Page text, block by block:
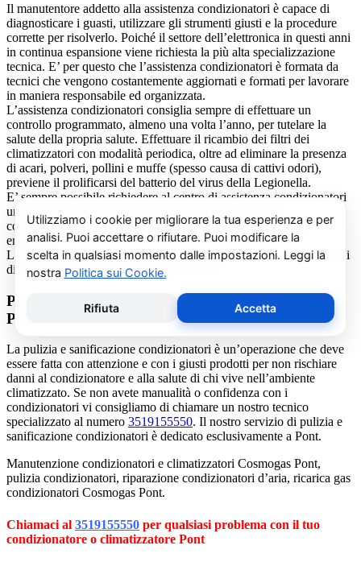
Il manutentore addetto alla assistenza condizionatori è capace di
diagnosticare i guasti, utilizzare gli strumenti giusti e la procedure
corrette per risolverlo. Poiché il settore dell’elettronica in questi anni
in continua espansione viene richiesta la più alta specializzazione
tecnica. E’ per questo che l’assistenza condizionatori è formata da
tecnici che vengono costantemente aggiornati e formati per lavorare
in maniera responsabile ed organizzata.
L’assistenza condizionatori consiglia sempre di effettuare un
controllo programmato, almeno una volta l’anno, per tutelare la
salute della propria salute. Effettuare il ricambio dei filtri dei
climatizzatori con modalità periodica, oltre ad eliminare la presenza
di acari, polveri, pollini e muffe (spesso causa di cattivi odori),
previene il prolificarsi del batterio del virus della Legionella.
E’ sempre possibile richiedere al centro di assistenza condizionatori
una consulenza gratuita per un montaggio di un nuovo
condizionatore o sulle ultime normative in materia di risparmio
energetico.
La salute e il benessere sono quindi essere gli obiettivi fondamentali
di un addetto alla assistenza condizionatori.
Pulizia e Sanificazione Condizionatori Cosmogas
Pont
La pulizia e sanificazione condizionatori è un’operazione che deve
essere fatta con attenzione e con i giusti prodotti per non rischiare
danni al condizionatore e alla salute di chi vive nell’ambiente
climatizzato. Se non avete manualità o confidenza con i
condizionatori vi consigliamo di chiamare un nostro tecnico
specializzato al numero 3519155550. Il nostro servizio di pulizia e
sanificazione condizionatori è dedicato esclusivamente a Pont.
Manutenzione condizionatori e climatizzatori Cosmogas Pont,
pulizia condizionatori, riparazione condizionatori d’aria, ricarica gas
condizionatori Cosmogas Pont.
Chiamaci al 3519155550 per qualsiasi problema con il tuo
condizionatore o climatizzatore Pont